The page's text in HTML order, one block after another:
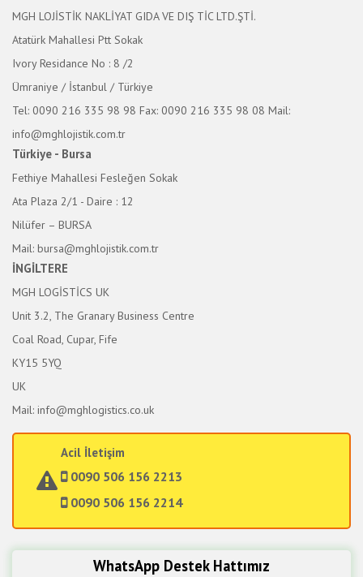
MGH LOJİSTİK NAKLİYAT GIDA VE DIŞ TİC LTD.ŞTİ.
Atatürk Mahallesi Ptt Sokak
Ivory Residance No : 8 /2
Ümraniye / İstanbul / Türkiye
Tel: 0090 216 335 98 98 Fax: 0090 216 335 98 08 Mail:
info@mghlojistik.com.tr
Türkiye - Bursa
Fethiye Mahallesi Fesleğen Sokak
Ata Plaza 2/1 - Daire : 12
Nilüfer – BURSA
Mail: bursa@mghlojistik.com.tr
İNGİLTERE
MGH LOGİSTİCS UK
Unit 3.2, The Granary Business Centre
Coal Road, Cupar, Fife
KY15 5YQ
UK
Mail: info@mghlogistics.co.uk
Acil İletişim
0090 506 156 2213
0090 506 156 2214
WhatsApp Destek Hattımız